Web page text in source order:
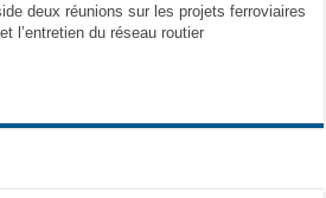
deux réunions sur les projets ferroviaires
l’entretien du réseau routier